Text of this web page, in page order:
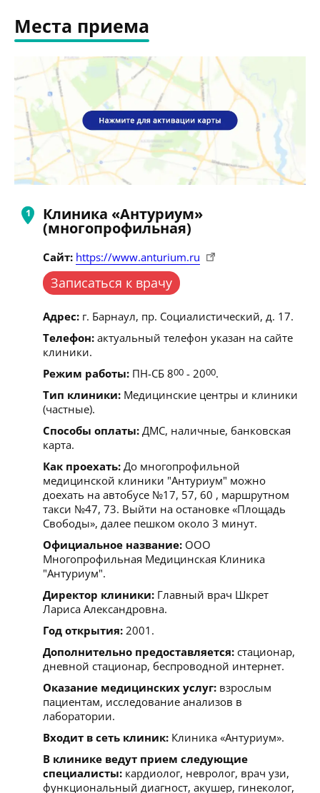
Места приема
Клиника «Антуриум»
(многопрофильная)
Сайт: https://www.anturium.ru
Записаться к врачу
Адрес: г. Барнаул, пр. Социалистический, д. 17.
Телефон: актуальный телефон указан на сайте
клиники.
Режим работы: ПН-СБ 800 - 2000.
Тип клиники: Медицинские центры и клиники
(частные).
Способы оплаты: ДМС, наличные, банковская
карта.
Как проехать: До многопрофильной
медицинской клиники "Антуриум" можно
доехать на автобусе №17, 57, 60 , маршрутном
такси №47, 73. Выйти на остановке «Площадь
Свободы», далее пешком около 3 минут.
Официальное название: ООО
Многопрофильная Медицинская Клиника
"Антуриум".
Директор клиники: Главный врач Шкрет
Лариса Александровна.
Год открытия: 2001.
Дополнительно предоставляется: стационар,
дневной стационар, беспроводной интернет.
Оказание медицинских услуг: взрослым
пациентам, исследование анализов в
лаборатории.
Входит в сеть клиник: Клиника «Антуриум».
В клинике ведут прием следующие
специалисты: кардиолог, невролог, врач узи,
функциональный диагност, акушер, гинеколог,